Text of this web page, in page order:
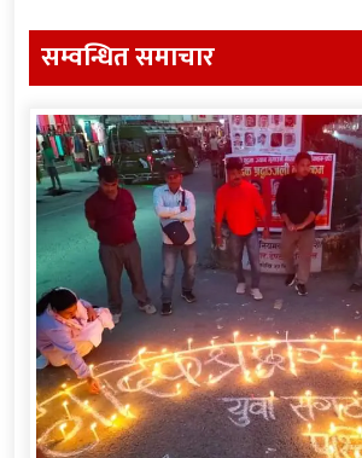
सम्वन्धित समाचार